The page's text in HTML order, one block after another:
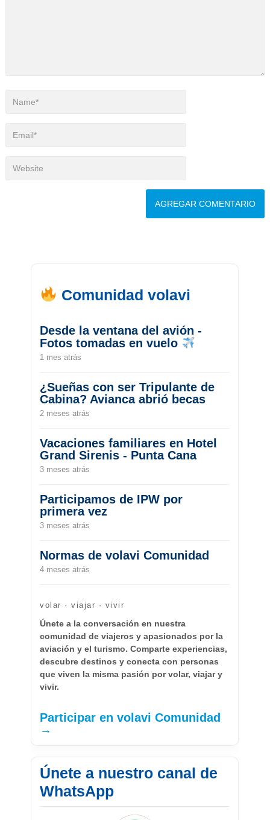
Comunidad volavi
Desde la ventana del avión -
Fotos tomadas en vuelo
1 mes atrás
¿Sueñas con ser Tripulante de
Cabina? Avianca abrió becas
2 meses atrás
Vacaciones familiares en Hotel
Grand Sirenis - Punta Cana
3 meses atrás
Participamos de IPW por
primera vez
3 meses atrás
Normas de volavi Comunidad
4 meses atrás
volar · viajar · vivir
Únete a la conversación en nuestra
comunidad de viajeros y apasionados por la
aviación y el turismo. Comparte experiencias,
descubre destinos y conecta con personas
que viven la misma pasión por volar, viajar y
vivir.
Participar en volavi Comunidad
→
Únete a nuestro canal de
WhatsApp